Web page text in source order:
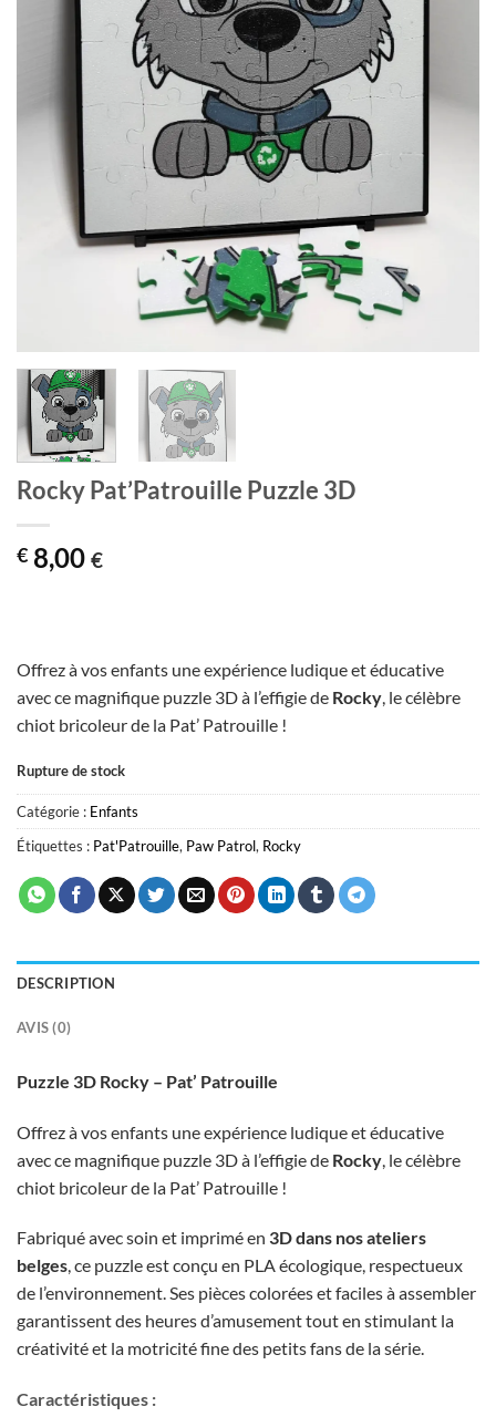
Rocky Pat’Patrouille Puzzle 3D
€ 8,00 €
Offrez à vos enfants une expérience ludique et éducative
avec ce magnifique puzzle 3D à l’effigie de Rocky, le célèbre
chiot bricoleur de la Pat’ Patrouille !
Rupture de stock
Catégorie : Enfants
Étiquettes : Pat'Patrouille, Paw Patrol, Rocky
DESCRIPTION
AVIS (0)
Puzzle 3D Rocky – Pat’ Patrouille
Offrez à vos enfants une expérience ludique et éducative
avec ce magnifique puzzle 3D à l’effigie de Rocky , le célèbre
chiot bricoleur de la Pat’ Patrouille !
Fabriqué avec soin et imprimé en 3D dans nos ateliers
belges, ce puzzle est conçu en PLA écologique, respectueux
de l’environnement. Ses pièces colorées et faciles à assembler
garantissent des heures d’amusement tout en stimulant la
créativité et la motricité fine des petits fans de la série.
Caractéristiques :